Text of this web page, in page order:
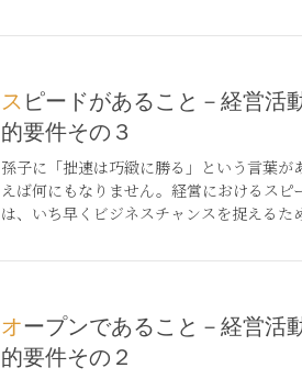
スピードがあること－経営活動の基礎
的要件その３
孫子に「拙速は巧緻に勝る」という言葉
えば何にもなりません。経営におけるス
は、いち早くビジネスチャンスを捉える
オープンであること－経営活動の基礎
的要件その２